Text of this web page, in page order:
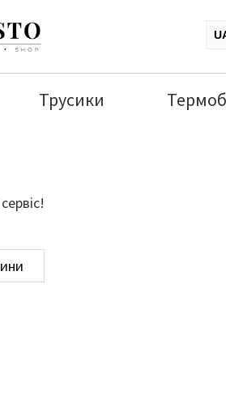
Трусики